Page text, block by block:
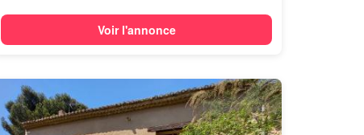
Voir l'annonce